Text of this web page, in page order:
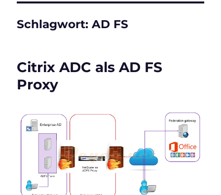
Schlagwort:AD FS
Citrix ADC als AD FS
Proxy